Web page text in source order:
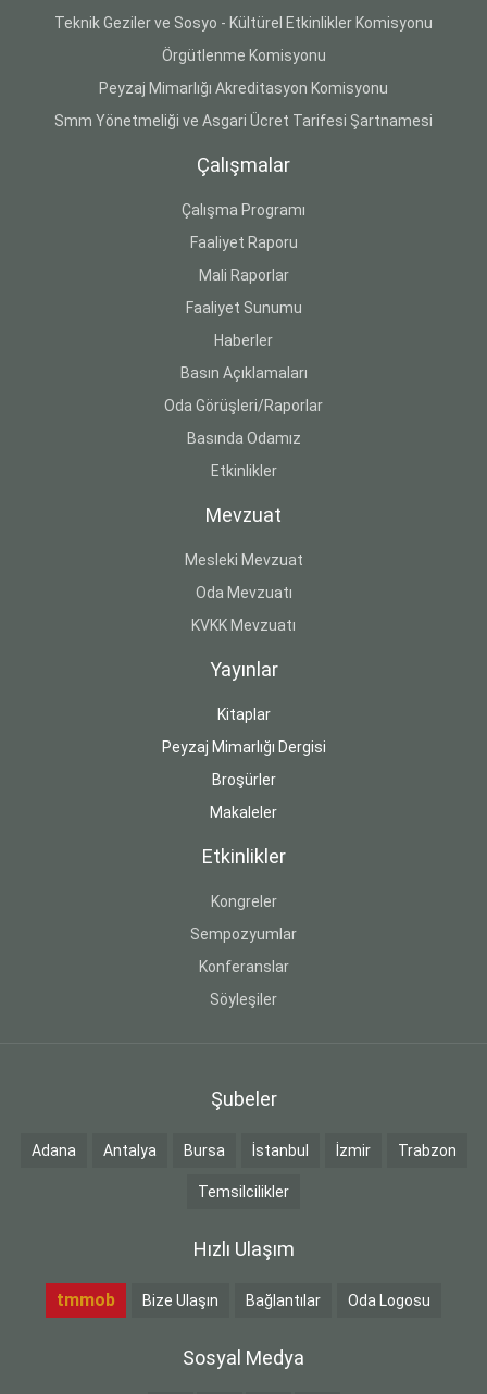
Teknik Geziler ve Sosyo - Kültürel Etkinlikler Komisyonu
Örgütlenme Komisyonu
Peyzaj Mimarlığı Akreditasyon Komisyonu
Smm Yönetmeliği ve Asgari Ücret Tarifesi Şartnamesi
Çalışmalar
Çalışma Programı
Faaliyet Raporu
Mali Raporlar
Faaliyet Sunumu
Haberler
Basın Açıklamaları
Oda Görüşleri/Raporlar
Basında Odamız
Etkinlikler
Mevzuat
Mesleki Mevzuat
Oda Mevzuatı
KVKK Mevzuatı
Yayınlar
Kitaplar
Peyzaj Mimarlığı Dergisi
Broşürler
Makaleler
Etkinlikler
Kongreler
Sempozyumlar
Konferanslar
Söyleşiler
Şubeler
Adana Antalya Bursa İstanbul İzmir Trabzon
Temsilcilikler
Hızlı Ulaşım
tmmob Bize Ulaşın Bağlantılar Oda Logosu
Sosyal Medya